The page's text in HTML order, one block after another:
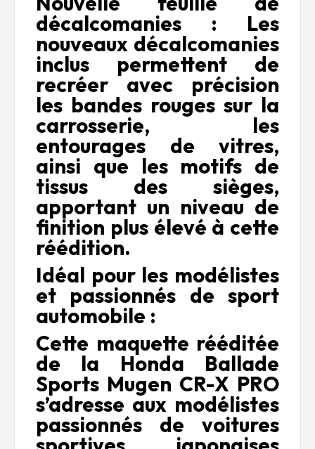
décalcomanies : Les
nouveaux décalcomanies
inclus permettent de
recréer avec précision
les bandes rouges sur la
carrosserie, les
entourages de vitres,
ainsi que les motifs de
tissus des sièges,
apportant un niveau de
finition plus élevé à cette
réédition.
Idéal pour les modélistes
et passionnés de sport
automobile :
Cette maquette rééditée
de la Honda Ballade
Sports Mugen CR-X PRO
s’adresse aux modélistes
passionnés de voitures